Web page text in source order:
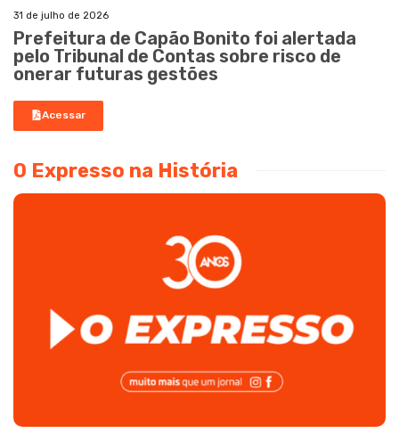
31 de julho de 2026
Prefeitura de Capão Bonito foi alertada
pelo Tribunal de Contas sobre risco de
onerar futuras gestões
Acessar
O Expresso na História